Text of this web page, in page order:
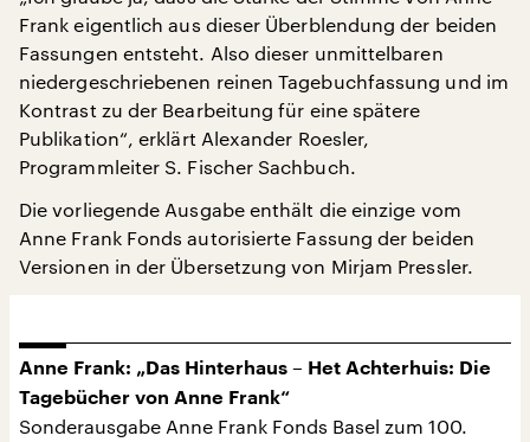
Frank eigentlich aus dieser Überblendung der beiden
Fassungen entsteht. Also dieser unmittelbaren
niedergeschriebenen reinen Tagebuchfassung und im
Kontrast zu der Bearbeitung für eine spätere
Publikation“, erklärt Alexander Roesler,
Programmleiter S. Fischer Sachbuch.
Die vorliegende Ausgabe enthält die einzige vom
Anne Frank Fonds autorisierte Fassung der beiden
Versionen in der Übersetzung von Mirjam Pressler.
Anne Frank: „Das Hinterhaus – Het Achterhuis: Die
Tagebücher von Anne Frank“
Sonderausgabe Anne Frank Fonds Basel zum 100.